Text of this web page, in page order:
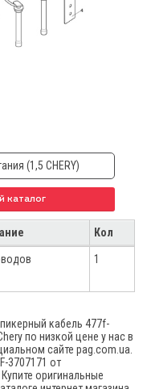
(1,5 CHERY)
каталог
Кол
1
кабель 477f-
по низкой цене у нас в
сайте pag.com.ua.
3707171 от
оригинальные